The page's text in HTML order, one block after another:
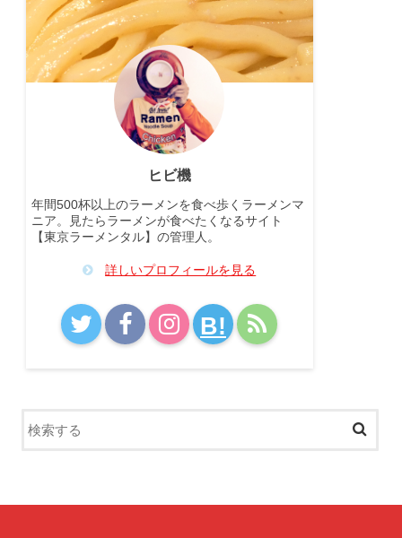
ヒビ機
年間500杯以上のラーメンを食べ歩くラーメンマ
ニア。見たらラーメンが食べたくなるサイト
【東京ラーメンタル】の管理人。
詳しいプロフィールを見る
B!